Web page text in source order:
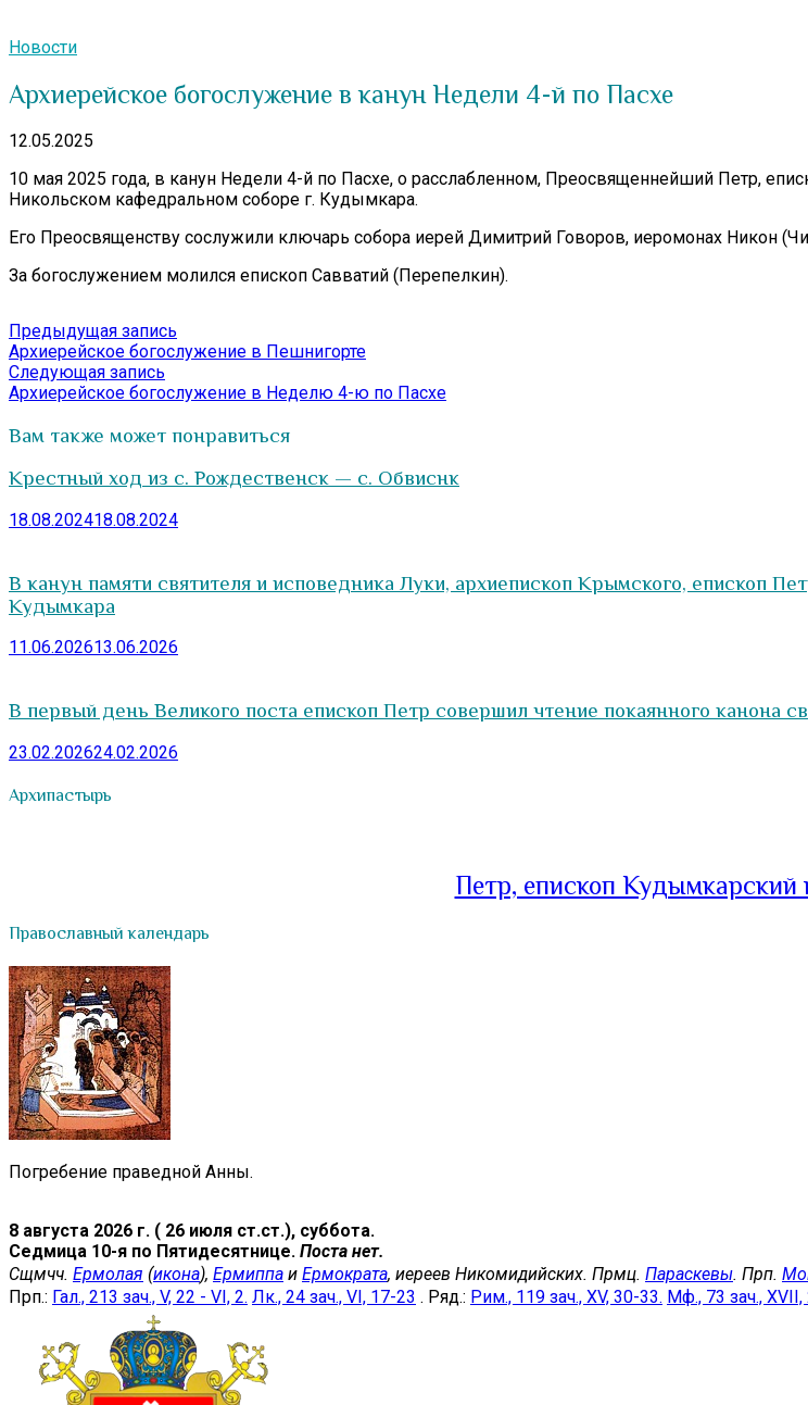
Новости
Архиерейское богослужение в канун Недели 4-й по Пасхе
12.05.2025
10 мая 2025 года, в канун Недели 4-й по Пасхе, о расслабленном, Преосвященнейший Петр,
Никольском кафедральном соборе г. Кудымкара.
Его Преосвященству сослужили ключарь собора иерей Димитрий Говоров, иеромонах Никон
За богослужением молился епископ Савватий (Перепелкин).
Навигация
по
записям
Предыдущая запись
запись:
Архиерейское богослужение в Пешнигорте
Следующая запись
запись:
Архиерейское богослужение в Неделю 4-ю по Пасхе
Вам также может понравиться
Крестный ход из с. Рождественск — с. Обвиснк
18.08.202418.08.2024
В канун памяти святителя и исповедника Луки, архиепископ Крымского, епископ
Кудымкара
11.06.202613.06.2026
В первый день Великого поста епископ Петр совершил чтение покаянного канона
23.02.202624.02.2026
Архипастырь
Петр, епископ Кудымкарский
Православный календарь
Погребение праведной Анны.
8 августа 2026 г. ( 26 июля ст.ст.), суббота.
Седмица 10-я по Пятидесятнице. Поста нет.
Сщмчч. Ермолая (икона), Ермиппа и Ермократа, иереев Никомидийских. Прмц. Параскевы. Прп.
Прп.: Гал., 213 зач., V, 22 - VI, 2. Лк., 24 зач., VI, 17-23 . Ряд.: Рим., 119 зач., XV, 30-33. Мф., 73 зач., XVII,